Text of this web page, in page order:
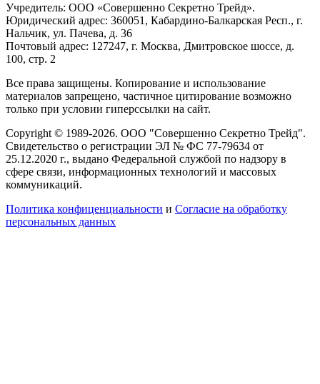
Учредитель: ООО «Совершенно Секретно Трейд».
Юридический адрес: 360051, Кабардино-Балкарская Респ., г.
Нальчик, ул. Пачева, д. 36
Почтовый адрес: 127247, г. Москва, Дмитровское шоссе, д.
100, стр. 2
Все права защищены. Копирование и использование
материалов запрещено, частичное цитирование возможно
только при условии гиперссылки на сайт.
Copyright © 1989-2026. ООО "Совершенно Секретно Трейд".
Свидетельство о регистрации ЭЛ № ФС 77-79634 от
25.12.2020 г., выдано Федеральной службой по надзору в
сфере связи, информационных технологий и массовых
коммуникаций.
Политика конфиценциальности и Согласие на обработку
персональных данных